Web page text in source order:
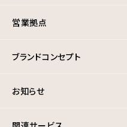
営業拠点
ブランドコンセプト
お知らせ